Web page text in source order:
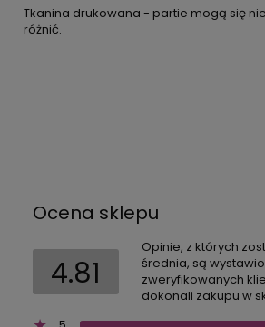
Tkanina drukowana - partie mogą się
różnić.
Ocena sklepu
4.81
Opinie, z których
średnia, są
zweryfikowanych
dokonali zakupu w